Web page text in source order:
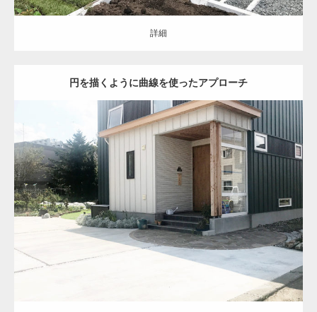
詳細
円を描くように曲線を使ったアプローチ
オープン ナチュラル アプローチ 駐車スペース お庭 土間コンクリー
ト
白石区 新築住宅
詳細